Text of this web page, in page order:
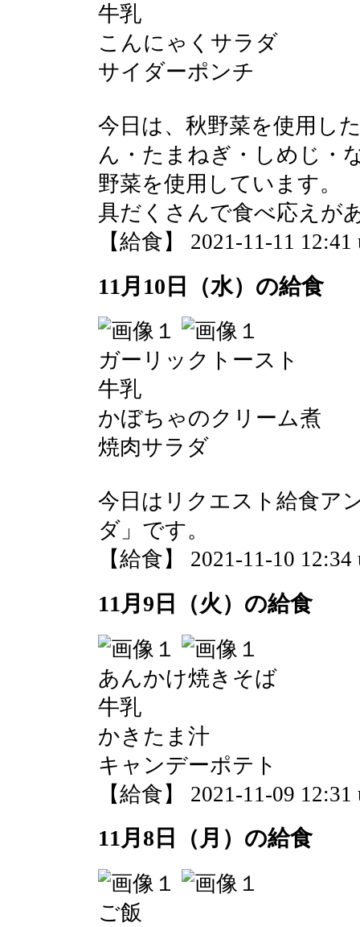
牛乳
こんにゃくサラダ
サイダーポンチ
今日は、秋野菜を使用し
ん・たまねぎ・しめじ・
野菜を使用しています。
具だくさんで食べ応えが
【給食】 2021-11-11 12:41
11月10日（水）の給食
ガーリックトースト
牛乳
かぼちゃのクリーム煮
焼肉サラダ
今日はリクエスト給食ア
ダ」です。
【給食】 2021-11-10 12:34
11月9日（火）の給食
あんかけ焼きそば
牛乳
かきたま汁
キャンデーポテト
【給食】 2021-11-09 12:31
11月8日（月）の給食
ご飯